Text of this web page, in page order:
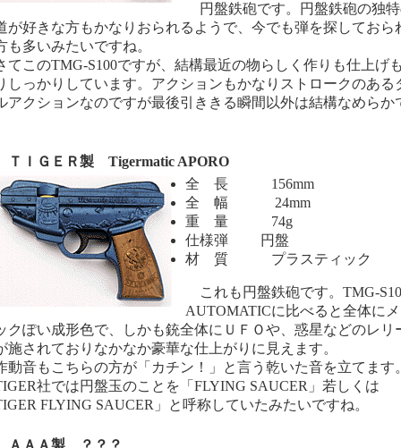
円盤鉄砲です。円盤鉄砲の独
が好きな方もかなりおられるようで、今でも弾を探しておら
も多いみたいですね。
このTMG-S100ですが、結構最近の物らしく作りも仕上げ
しっかりしています。アクションもかなりストロークのある
アクションなのですが最後引ききる瞬間以外は結構なめらか
ＩＧＥＲ製 Tigermatic APORO
全 長 156mm
全 幅 24mm
重 量 74g
仕様弾 円盤
材 質 プラスティック
これも円盤鉄砲です。TMG-
AUTOMATICに比べると全体にメ
クぽい成形色で、しかも銃全体にＵＦＯや、惑星などのレリ
施されておりなかなか豪華な仕上がりに見えます。
音もこちらの方が「カチン！」と言う乾いた音を立てます。
社では円盤玉のことを「FLYING SAUCER」若しくは
FLYING SAUCER」と呼称していたみたいですね。